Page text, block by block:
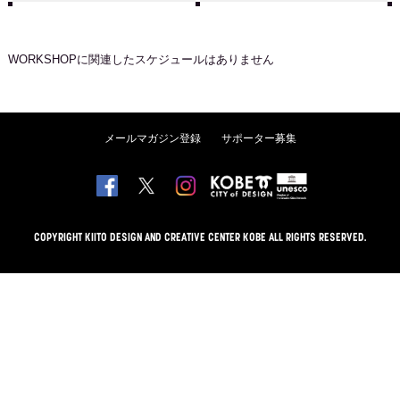
WORKSHOPに関連したスケジュールはありません
メールマガジン登録 サポーター募集
COPYRIGHT KIITO DESIGN AND CREATIVE CENTER KOBE ALL RIGHTS RESERVED.